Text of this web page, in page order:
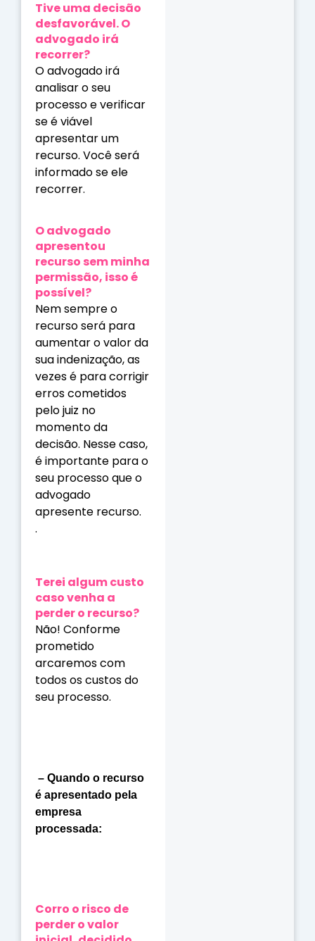
Tive uma decisão
desfavorável. O
advogado irá
recorrer?
O advogado irá
analisar o seu
processo e verificar
se é viável
apresentar um
recurso. Você será
informado se ele
recorrer.
O advogado
apresentou
recurso sem minha
permissão, isso é
possível?
Nem sempre o
recurso será para
aumentar o valor da
sua indenização, as
vezes é para corrigir
erros cometidos
pelo juiz no
momento da
decisão. Nesse caso,
é importante para o
seu processo que o
advogado
apresente recurso.
.
Terei algum custo
caso venha a
perder o recurso?
Não! Conforme
prometido
arcaremos com
todos os custos do
seu processo.
– Quando o recurso
é apresentado pela
empresa
processada:
Corro o risco de
perder o valor